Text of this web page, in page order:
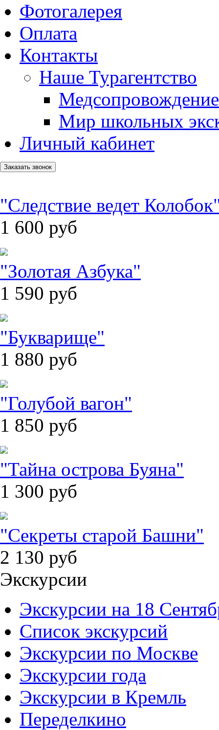
Фотогалерея
Оплата
Контакты
Наше Турагентство
Медсопровождение
Мир школьных
Личный кабинет
Заказать звонок
"Следствие ведет
1 600 руб
"Золотая Азбука"
1 590 руб
"Букварище"
1 880 руб
"Голубой вагон"
1 850 руб
"Тайна острова Буяна"
1 300 руб
"Секреты старой Башни"
2 130 руб
Экскурсии
Экскурсии на 18
Список экскурсий
Экскурсии по Москве
Экскурсии года
Экскурсии в Кремль
Переделкино